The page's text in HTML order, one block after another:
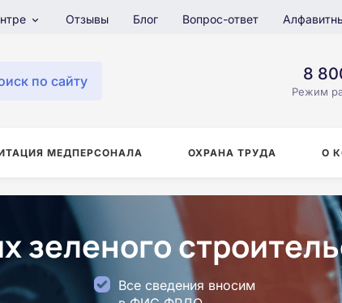
Отзывы Блог Вопрос-ответ
по сайту 8
Режим
МЕДПЕРСОНАЛА ОХРАНА ТРУДА О
зеленого
Все сведения вносим